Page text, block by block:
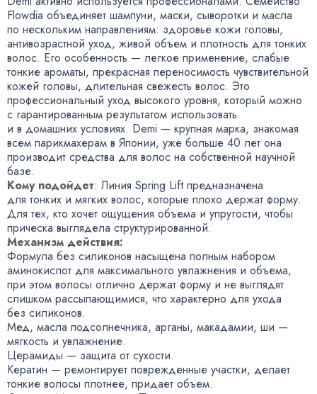
Flowdia объединяет шампуни, маски, сыворотки и масла
по нескольким направлениям: здоровье кожи головы,
антивозрастной уход, живой объем и плотность для тонких
волос. Его особенность — легкое применение, слабые
тонкие ароматы, прекрасная переносимость чувствительной
кожей головы, длительная свежесть волос. Это
профессиональный уход высокого уровня, который можно
с гарантированным результатом использовать
и в домашних условиях. Demi — крупная марка, знакомая
всем парикмахерам в Японии, уже больше 40 лет она
производит средства для волос на собственной научной
базе.
Кому подойдет: Линия Spring Lift предназначена
для тонких и мягких волос, которые плохо держат форму.
Для тех, кто хочет ощущения объема и упругости, чтобы
прическа выглядела структурированной.
Механизм действия:
Формула без силиконов насыщена полным набором
аминокислот для максимального увлажнения и объема,
при этом волосы отлично держат форму и не выглядят
слишком рассыпающимися, что характерно для ухода
без силиконов.
Мед, масла подсолнечника, арганы, макадамии, ши —
мягкость и увлажнение.
Церамиды — защита от сухости.
Кератин — ремонтирует поврежденные участки, делает
тонкие волосы плотнее, придает объем.